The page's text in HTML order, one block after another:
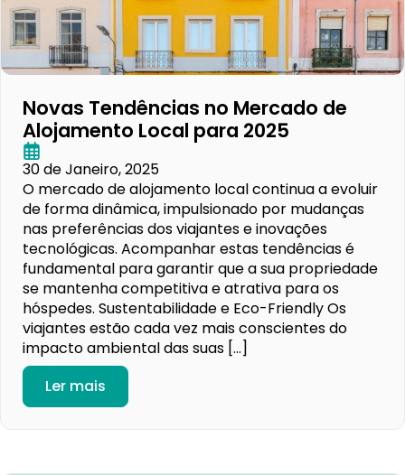
Novas Tendências no Mercado de
Alojamento Local para 2025
30 de Janeiro, 2025
O mercado de alojamento local continua a evoluir
de forma dinâmica, impulsionado por mudanças
nas preferências dos viajantes e inovações
tecnológicas. Acompanhar estas tendências é
fundamental para garantir que a sua propriedade
se mantenha competitiva e atrativa para os
hóspedes. Sustentabilidade e Eco-Friendly Os
viajantes estão cada vez mais conscientes do
impacto ambiental das suas […]
Ler mais